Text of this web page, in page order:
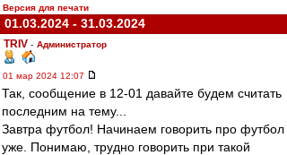
Версия для печати
01.03.2024 - 31.03.2024
TRIV - Администратор
01 мар 2024 12:07
Так, сообщение в 12-01 давайте будем считать
последним на тему...
Завтра футбол! Начинаем говорить про футбол
уже. Понимаю, трудно говорить при такой